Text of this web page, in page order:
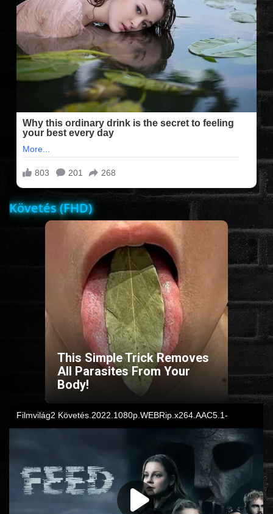
FILMEK (2025-ÖS)
FILMEK (2024-ES)
FILMEK (2023-AS)
FILMEK (2022-ES)
FELIRATOS FILMEK
AKCIÓ
THRILLER
Követés (FHD)
This Simple Trick Removes
All Parasites From Your
Body!